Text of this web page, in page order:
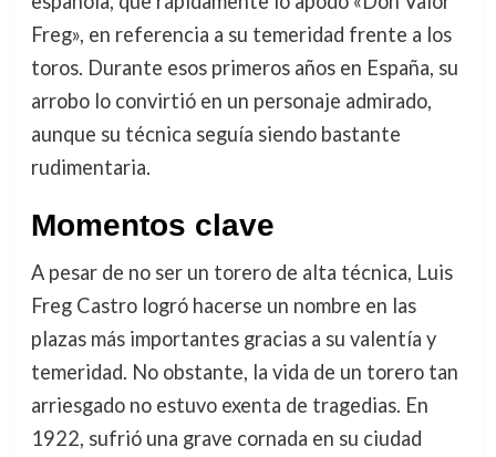
Freg», en referencia a su temeridad frente a los
toros. Durante esos primeros años en España, su
arrobo lo convirtió en un personaje admirado,
aunque su técnica seguía siendo bastante
rudimentaria.
Momentos clave
A pesar de no ser un torero de alta técnica, Luis
Freg Castro logró hacerse un nombre en las
plazas más importantes gracias a su valentía y
temeridad. No obstante, la vida de un torero tan
arriesgado no estuvo exenta de tragedias. En
1922, sufrió una grave cornada en su ciudad